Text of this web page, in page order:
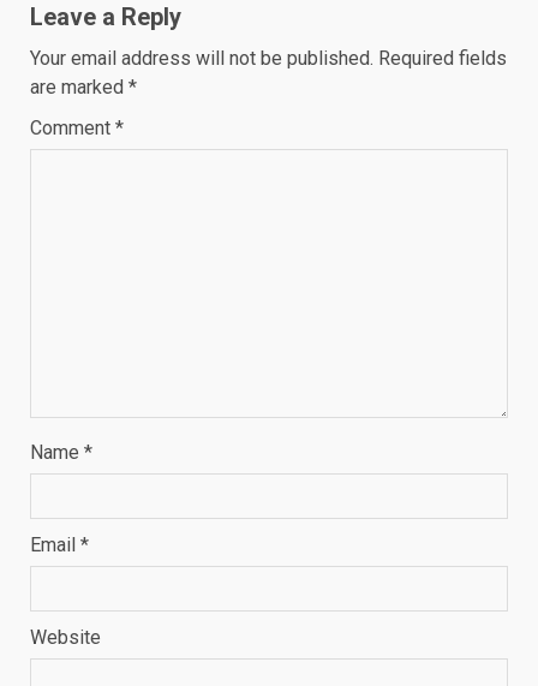
Leave a Reply
Your email address will not be published. Required fields
are marked *
Comment *
Name *
Email *
Website